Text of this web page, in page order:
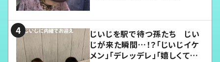
じいじを駅で待つ孫たち じい
じが来た瞬間…！？「じいじイケ
メン」「デレッデレ」「嬉しくて可